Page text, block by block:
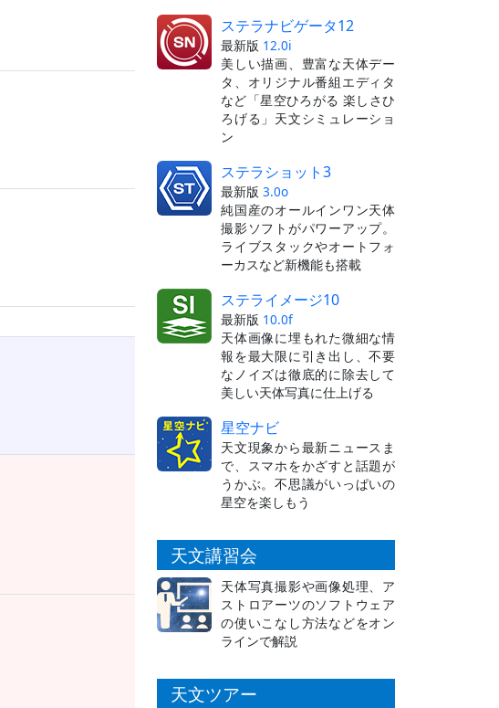
ステラナビゲータ12
最新版 12.0i
美しい描画、豊富な天体デー
タ、オリジナル番組エディタ
など「星空ひろがる 楽しさひ
ろげる」天文シミュレーショ
ン
ステラショット3
最新版 3.0o
純国産のオールインワン天体
撮影ソフトがパワーアップ。
ライブスタックやオートフォ
ーカスなど新機能も搭載
ステライメージ10
最新版 10.0f
天体画像に埋もれた微細な情
報を最大限に引き出し、不要
なノイズは徹底的に除去して
美しい天体写真に仕上げる
星空ナビ
天文現象から最新ニュースま
で、スマホをかざすと話題が
うかぶ。不思議がいっぱいの
星空を楽しもう
天文講習会
天体写真撮影や画像処理、ア
ストロアーツのソフトウェア
の使いこなし方法などをオン
ラインで解説
天文ツアー